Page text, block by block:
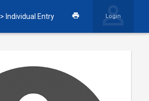
> Individual Entry Login